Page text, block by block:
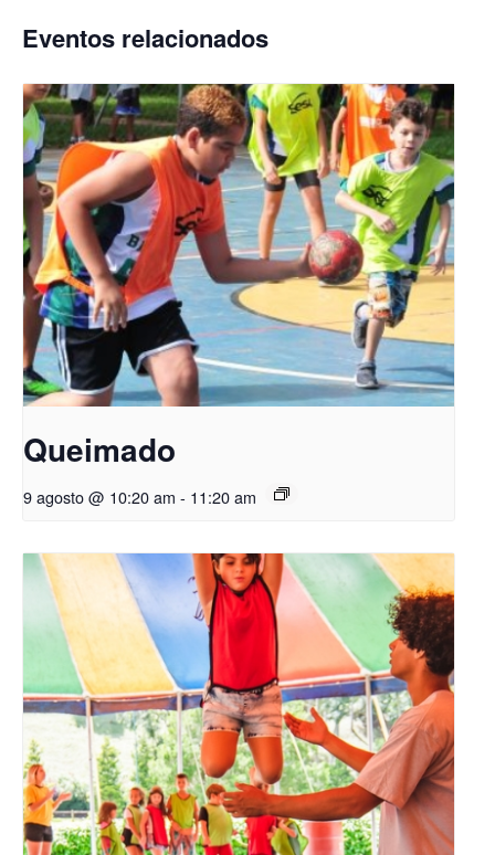
Eventos relacionados
Queimado
9 agosto @ 10:20 am - 11:20 am